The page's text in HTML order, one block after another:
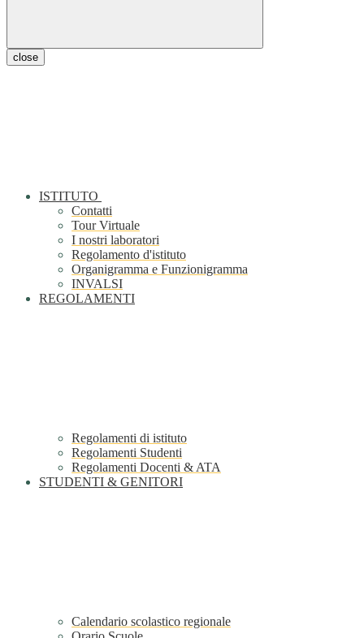
close
ISTITUTO
Contatti
Tour Virtuale
I nostri laboratori
Regolamento d'istituto
Organigramma e Funzionigramma
INVALSI
REGOLAMENTI
Regolamenti di istituto
Regolamenti Studenti
Regolamenti Docenti & ATA
STUDENTI & GENITORI
Calendario scolastico regionale